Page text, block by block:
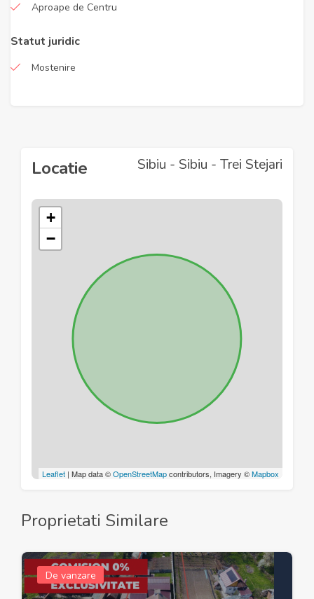
Aproape de Centru
Statut juridic
Mostenire
Locatie Sibiu - Sibiu - Trei Stejari
+
−
Leaflet | Map data ©OpenStreetMapcontributors, Imagery ©Mapbox
Proprietati Similare
De vanzare